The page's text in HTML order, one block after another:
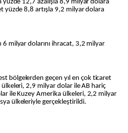
yüzde 12,7 azalışla 8,9 milyar dolara
yüzde 8,8 artışla 9,2 milyar dolara
milyar dolarını ihracat, 3,2 milyar
bölgelerden geçen yıl en çok ticaret
2,9 milyar dolar ile AB hariç
ile Kuzey Amerika ülkeleri, 2,2 milyar
ülkeleriyle gerçekleştirildi.